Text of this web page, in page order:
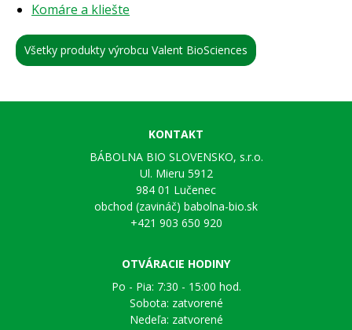
Komáre a kliešte
Všetky produkty výrobcu Valent BioSciences
KONTAKT
BÁBOLNA BIO SLOVENSKO, s.r.o.
Ul. Mieru 5912
984 01 Lučenec
obchod (zavináč) babolna-bio.sk
+421 903 650 920
OTVÁRACIE HODINY
Po - Pia: 7:30 - 15:00 hod.
Sobota: zatvorené
Nedeľa: zatvorené